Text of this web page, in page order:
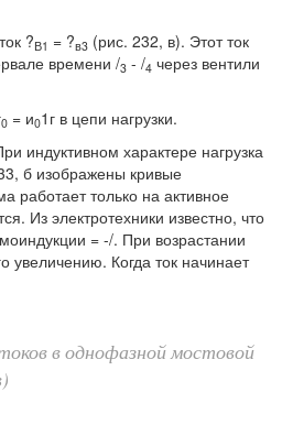
?В1 = ?в3 (рис. 232, в). Этот ток
времени /3 - /4 через вентили
0 = и01г в цепи нагрузки.
индуктивном характере нагрузка
б изображены кривые
работает только на активное
Из электротехники известно, что
= -/. При возрастании
увеличению. Когда ток начинает
в однофазной мостовой